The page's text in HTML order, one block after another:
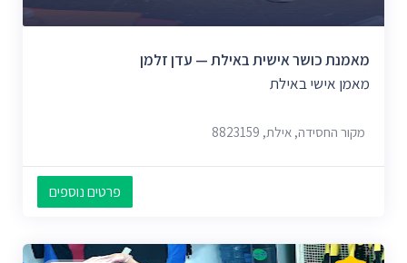
מאמנת כושר אישית באילת — עדן זלמן
מאמן אישי באילת
מקור החסידה, אילת, 8823159
פרטים נוספים